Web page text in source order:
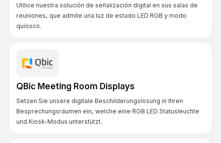
Utilice nuestra solución de señalización digital en sus salas de
reuniones, que admite una luz de estado LED RGB y modo
quiosco.
QBic Meeting Room Displays
Setzen Sie unsere digitale Beschilderungslösung in Ihren
Besprechungsräumen ein, welche eine RGB LED Statusleuchte
und Kiosk-Modus unterstützt.